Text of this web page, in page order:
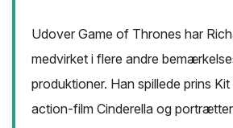
Udover Game of Thrones har
medvirket i flere andre
produktioner. Han spillede prins
action-film Cinderella og